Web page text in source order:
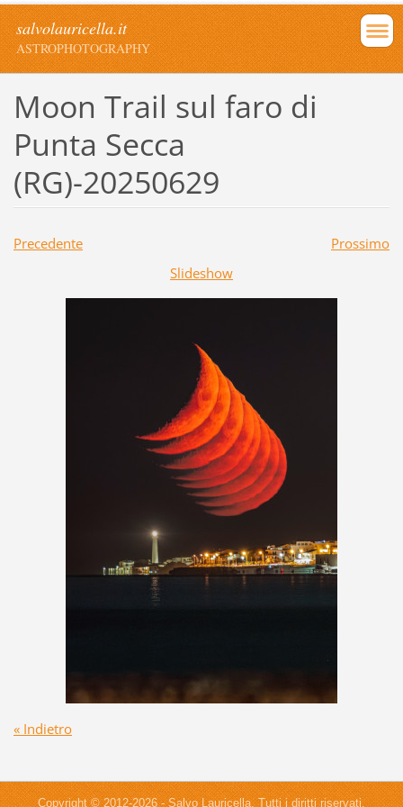
salvolauricella.it
ASTROPHOTOGRAPHY
Moon Trail sul faro di
Punta Secca
(RG)-20250629
Precedente
Prossimo
Slideshow
« Indietro
Copyright © 2012-2026 - Salvo Lauricella. Tutti i diritti riservati.